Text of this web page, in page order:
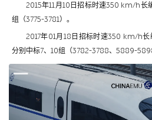
2015年11月10日招标时速350 km/h长
组（3775-3781）。
2017年01月18日招标时速350 km/h
分别中标7、10组（3782-3788、5889-